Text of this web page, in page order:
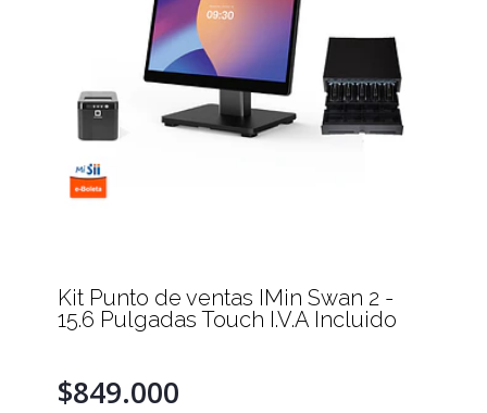
Kit Punto de ventas IMin Swan 2 -
15.6 Pulgadas Touch I.V.A Incluido
$849.000